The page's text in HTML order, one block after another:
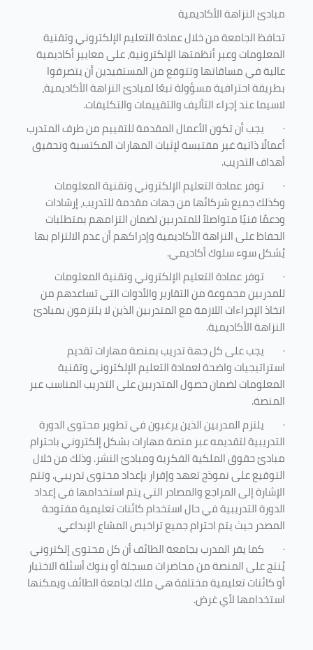
مبادئ النزاهة الأكاديمية
تحافظ الجامعة من خلال عمادة التعليم الإلكتروني وتقنية
المعلومات وعبر أنظمتها الإلكترونية، على معايير أكاديمية
عالية في مساقاتها وتتوقع من المستفيدين أن يتصرفوا
بطريقة احترافية مسؤولة تبعًا لمبادئ النزاهة الأكاديمية،
لاسيما عند إجراء التأليف والتقييمات والتكليفات.
· يجب أن تكون الأعمال المقدمة للتقييم من طرف المتدرب
أعمالًا ذاتية غير مقتبسة لإثبات المهارات المكتسبة وتحقيق
أهداف التدريب.
· توفر عمادة التعليم الإلكتروني وتقنية المعلومات
وكذلك جميع شركائها من جهات مقدمة للتدريب، إرشادات
ودعمًا فنيًا متواصلاً للمتدربين لضمان التزامهم بمتطلبات
الحفاظ على النزاهة الأكاديمية وإدراكهم أن عدم الالتزام بها
يُشكل سوء سلوك أكاديمي.
· توفر عمادة التعليم الإلكتروني وتقنية المعلومات
للمدربين مجموعة من التقارير والأدوات التي تساعدهم من
اتخاذ الإجراءات اللازمة مع المتدربين الذين لا يلتزمون بمبادئ
النزاهة الأكاديمية.
· يجب على كل جهة تدريب بمنصة مهارات تقديم
استراتيجيات واضحة لعمادة التعليم الإلكتروني وتقنية
المعلومات لضمان حصول المتدربين على التدريب المناسب عبر
المنصة.
· يلتزم المدربين الذين يرغبون في تطوير محتوى الدورة
التدريبية لتقديمه عبر منصة مهارات بشكل إلكتروني باحترام
مبادئ حقوق الملكية الفكرية ومبادئ النشر. وذلك من خلال
التوقيع على نموذج تعهد وإقرار بإعداد محتوى تدريبي. وتتم
الإشارة إلى المراجع والمصادر التي يتم استخدامها في إعداد
الدورة التدريبية في حال استخدام كائنات تعليمية مفتوحة
المصدر حيث يتم احترام جميع تراخيص المشاع الإبداعي.
· كما يقر المدرب بجامعة الطائف أن كل محتوى إلكتروني
يُنتج على المنصة من محاضرات مسجلة أو بنوك أسئلة الاختبار
أو كائنات تعليمية مختلفة هي ملك لجامعة الطائف ويمكنها
استخدامها لأي غرض.